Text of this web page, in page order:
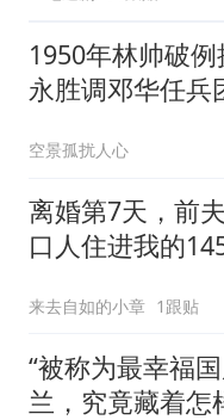
1950年林帅破
永胜调邓华任兵
空景孤扰人心
离婚第7天，前
口人住进我的
来去自如的小章 1跟贴
“被称为最幸福
兰，究竟藏着怎